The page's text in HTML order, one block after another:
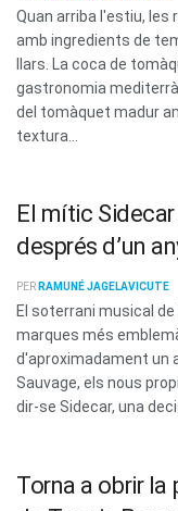
Quan arriba l'estiu, les
amb ingredients de
llars. La coca de
gastronomia
del tomàquet madur
textura...
El mític
després d’un
PER RAMUNÉ JAGELAVICUTE
El soterrani musical
marques més
d'aproximadament un
Sauvage, els nous
dir-se Sidecar, una
Torna a obrir la